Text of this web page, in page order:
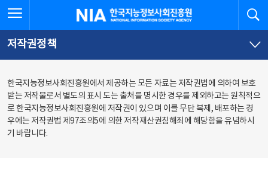
문
로
가
체
뉴
바
가
한국지능정보사회진흥원
저작권정책
한국지능정보사회진흥원에서 제공하는 모든 자료는 저작권법에 의하여 보호
받는 저작물로서 별도의 표시 도는 출처를 명시한 경우를 제외하고는 원칙적으
로 한국지능정보사회진흥원에 저작권이 있으며 이를 무단 복제, 배포하는 경
우에는 저작권법 제97조의5에 의한 저작재산권침해죄에 해당함을 유념하시
기 바랍니다.